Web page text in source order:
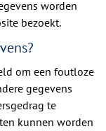
worden
bezoekt.
om een foutloze
gegevens
te
kunnen worden